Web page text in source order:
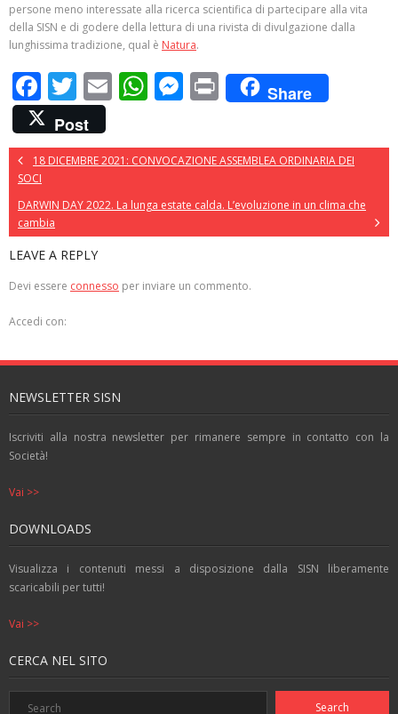
persone meno interessate alla ricerca scientifica di partecipare alla vita
della SISN e di godere della lettura di una rivista di divulgazione dalla
lunghissima tradizione, qual è Natura.
F
ac
e
b
o
o
k
T
w
itt
er
E
ai
l
W
at
s
A
p
M
ss
e
n
g
Pr
in
t
Share
Post
18 DICEMBRE 2021: CONVOCAZIONE ASSEMBLEA ORDINARIA DEI
SOCI
DARWIN DAY 2022. La lunga estate calda. L’evoluzione in un clima che
cambia
LEAVE A REPLY
Devi essere connesso per inviare un commento.
Accedi con:
NEWSLETTER SISN
Iscriviti alla nostra newsletter per rimanere sempre in contatto con la
Società!
Vai >>
DOWNLOADS
Visualizza i contenuti messi a disposizione dalla SISN liberamente
scaricabili per tutti!
Vai >>
CERCA NEL SITO